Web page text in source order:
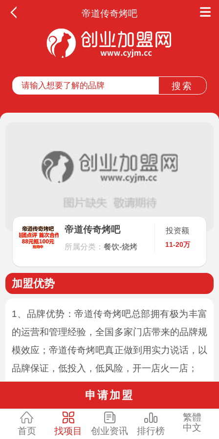
帝道传奇烤吧
帝道传奇烤吧
所属分类： 餐饮-烧烤
投资额
11-20万
加盟优势
1、品牌优势：帝道传奇烤吧总部拥有极为丰富
的运营和管理经验，全国多家门店带来的品牌规
模效应；帝道传奇烤吧真正做到用实力说话，以
品牌保证，低投入，低风险，开一店火一店；
2、市场优势：餐饮行业前景良好，帝道传奇烤
吧复合产品线定位紧抓5大消费人群，实现四季
火爆告别淡季；
申请加盟
首页 找项目 创业资讯 排行榜
繁體
中文